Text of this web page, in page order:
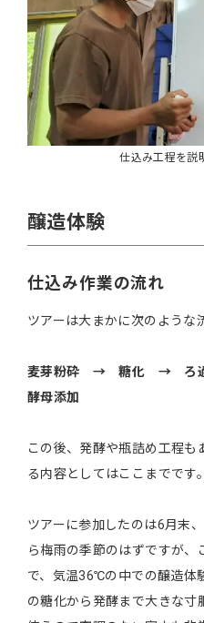
仕込み工程を説
醸造体験
仕込み作業の流れ
ツアーは大まかに次のような
麦芽粉砕 → 糖化 →
酵母添加
この後、発酵や瓶詰め工程も
る内容としてはここまでです。
ツアーに参加したのは6月末
ら梅雨の季節のはずですが、
で、気温36℃の中での醸造体
の糖化から発酵まで大きな寸